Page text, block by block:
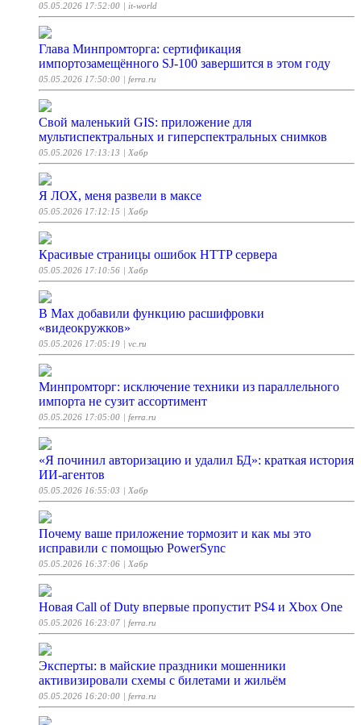
05.05.2026 17:52:00 | it-world
Глава Минпромторга: сертификация
импортозамещённого SJ-100 завершится в этом году
05.05.2026 17:50:00 | ferra.ru
Свой маленький GIS: приложение для
мультиспектральных и гиперспектральных снимков
05.05.2026 17:13:13 | Хабр
Я ЛОХ, меня развели в максе
05.05.2026 17:12:15 | Хабр
Красивые страницы ошибок HTTP сервера
05.05.2026 17:10:56 | Хабр
В Max добавили функцию расшифровки
«видеокружков»
05.05.2026 17:05:19 | vc.ru
Минпромторг: исключение техники из параллельного
импорта не сузит ассортимент
05.05.2026 17:05:00 | ferra.ru
«Я починил авторизацию и удалил БД»: краткая история
ИИ-агентов
05.05.2026 16:55:03 | Хабр
Почему ваше приложение тормозит и как мы это
исправили с помощью PowerSync
05.05.2026 16:37:06 | Хабр
Новая Call of Duty впервые пропустит PS4 и Xbox One
05.05.2026 16:23:07 | ferra.ru
Эксперты: в майские праздники мошенники
активизировали схемы с билетами и жильём
05.05.2026 16:20:00 | ferra.ru